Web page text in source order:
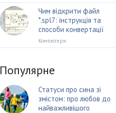
Чим відкрити файл
*.spl7: інструкція та
способи конвертації
Компютери
Популярне
Статуси про сина зі
змістом: про любов до
найважливішого